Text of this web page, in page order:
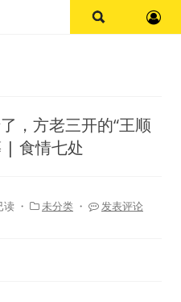
告，方老三开的“王顺
| 食情七处
・ 未分类 ・ 发表评论